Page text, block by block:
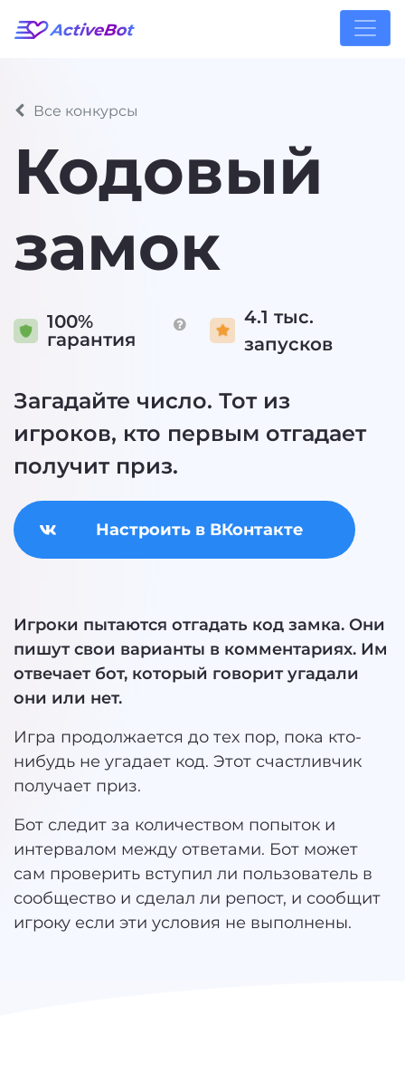
Все конкурсы
Кодовый
замок
100%
гарантия
4.1 тыс.
запусков
Загадайте число. Тот из
игроков, кто первым отгадает
получит приз.
Настроить в ВКонтакте
Игроки пытаются отгадать код замка. Они
пишут свои варианты в комментариях. Им
отвечает бот, который говорит угадали
они или нет.
Игра продолжается до тех пор, пока кто-
нибудь не угадает код. Этот счастливчик
получает приз.
Бот следит за количеством попыток и
интервалом между ответами. Бот может
сам проверить вступил ли пользователь в
сообщество и сделал ли репост, и сообщит
игроку если эти условия не выполнены.